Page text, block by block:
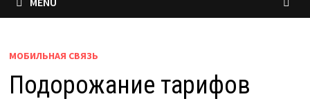
МОБИЛЬНАЯ СВЯЗЬ
Подорожание тарифов